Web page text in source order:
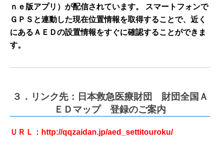
ｎｅ版アプリ）が配信されています。 スマートフォンで
ＧＰＳと連動した現在位置情報を取得することで、近く
にあるＡＥＤの設置情報をすぐに確認することができま
す。
３．リンク先：日本救急医療財団 財団全国Ａ
ＥＤマップ 登録のご案内
ＵＲＬ： http://qqzaidan.jp/aed_settitouroku/